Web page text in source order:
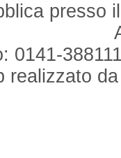
presso
0141-
realizzato